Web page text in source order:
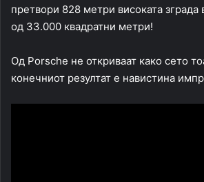
претвори 828 метри високата зграда
од 33.000 квадратни метри!
Од Porsche не откриваат како сето
конечниот резултат е навистина